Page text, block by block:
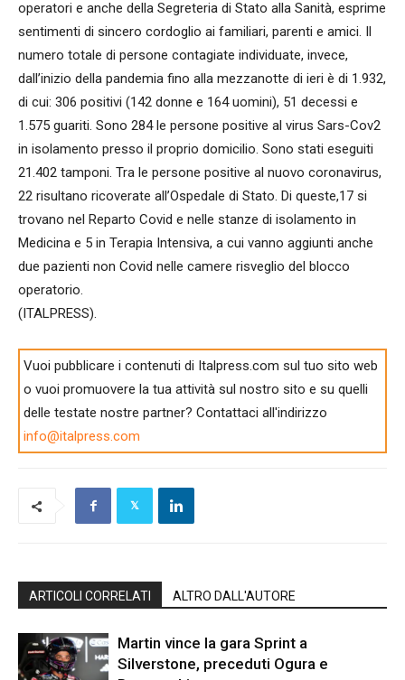
operatori e anche della Segreteria di Stato alla Sanità, esprime
sentimenti di sincero cordoglio ai familiari, parenti e amici. Il
numero totale di persone contagiate individuate, invece,
dall’inizio della pandemia fino alla mezzanotte di ieri è di 1.932,
di cui: 306 positivi (142 donne e 164 uomini), 51 decessi e
1.575 guariti. Sono 284 le persone positive al virus Sars-Cov2
in isolamento presso il proprio domicilio. Sono stati eseguiti
21.402 tamponi. Tra le persone positive al nuovo coronavirus,
22 risultano ricoverate all’Ospedale di Stato. Di queste,17 si
trovano nel Reparto Covid e nelle stanze di isolamento in
Medicina e 5 in Terapia Intensiva, a cui vanno aggiunti anche
due pazienti non Covid nelle camere risveglio del blocco
operatorio.
(ITALPRESS).
Vuoi pubblicare i contenuti di Italpress.com sul tuo sito web
o vuoi promuovere la tua attività sul nostro sito e su quelli
delle testate nostre partner? Contattaci all'indirizzo
info@italpress.com
ARTICOLI CORRELATI ALTRO DALL'AUTORE
Martin vince la gara Sprint a
Silverstone, preceduti Ogura e